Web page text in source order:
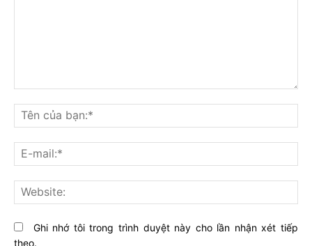
nghĩ
gì
về
bài
viết
này?
Ghi nhớ tôi trong trình duyệt này cho lần nhận xét tiếp
theo.